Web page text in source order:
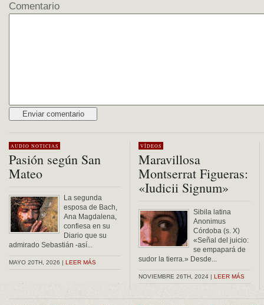
Comentario
AUDIO NOTICIAS
Pasión según San
Mateo
La segunda
esposa de Bach,
Ana Magdalena,
confiesa en su
Diario que su
admirado Sebastián -así...
MAYO 20TH, 2026 | LEER MÁS
VÍDEOS
Maravillosa
Montserrat Figueras:
«Iudicii Signum»
Sibila latina
Anonimus
Córdoba (s. X)
«Señal del juicio:
se empapará de
sudor la tierra.» Desde...
NOVIEMBRE 26TH, 2024 | LEER MÁS